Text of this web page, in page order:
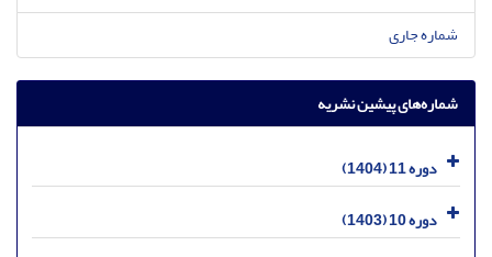
شماره جاری
شماره‌های پیشین نشریه
دوره 11 (1404)
دوره 10 (1403)